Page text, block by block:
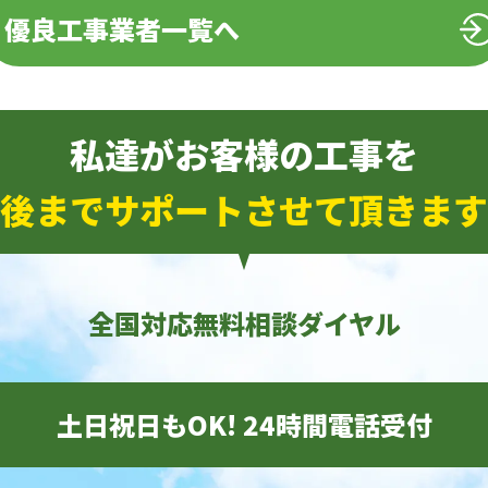
優良工事業者一覧へ
私達がお客様の工事を
までサポートさせて頂きま
全国対応無料相談ダイヤル
土日祝日もOK! 24時間電話受付